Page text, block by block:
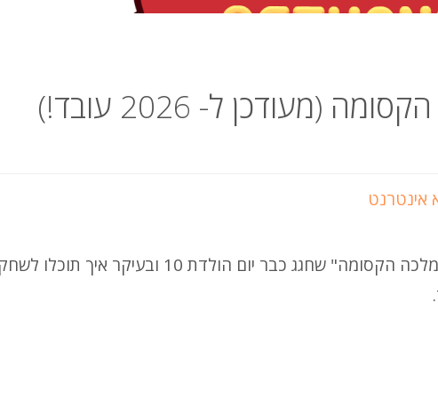
ל- 2026 עובד!)
אינטרנט
עדכון: איך נראה תהליך הפיתוח של "במבה בממלכה הקסומה" שחגג כבר יום הולדת